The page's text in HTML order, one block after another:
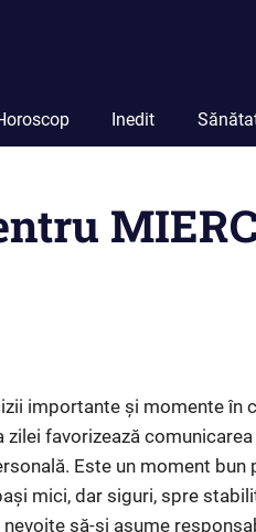
Inedit
importante și momente
favorizează
Este un moment bun
mici, dar siguri, spre
să-și asume